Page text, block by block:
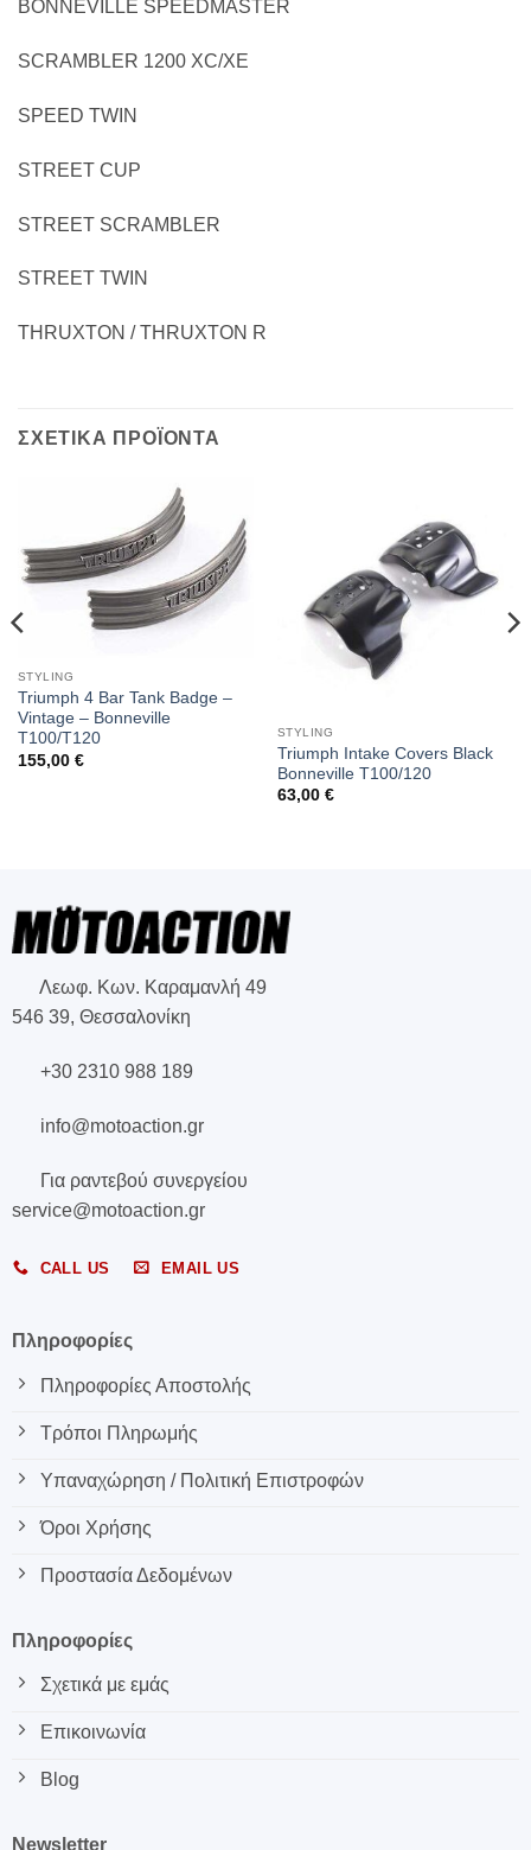
BONNEVILLE SPEEDMASTER
SCRAMBLER 1200 XC/XE
SPEED TWIN
STREET CUP
STREET SCRAMBLER
STREET TWIN
THRUXTON / THRUXTON R
ΣΧΕΤΙΚΑ ΠΡΟΪΟΝΤΑ
STYLING
Triumph 4 Bar Tank Badge –
Vintage – Bonneville
T100/T120
155,00 €
STYLING
Triumph Intake Covers Black
Bonneville T100/120
63,00 €
Λεωφ. Κων. Καραμανλή 49
546 39, Θεσσαλονίκη
+30 2310 988 189
info@motoaction.gr
Για ραντεβού συνεργείου
service@motoaction.gr
CALL US EMAIL US
Πληροφορίες
Πληροφορίες Αποστολής
Τρόποι Πληρωμής
Υπαναχώρηση / Πολιτική Επιστροφών
Όροι Χρήσης
Προστασία Δεδομένων
Πληροφορίες
Σχετικά με εμάς
Επικοινωνία
Blog
Newsletter